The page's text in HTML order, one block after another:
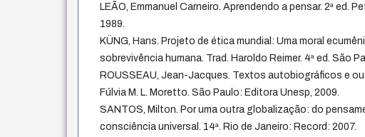
LEÃO, Emmanuel Carneiro. Aprendendo a pensar. 2ª ed.
1989.
KÜNG, Hans. Projeto de ética mundial: Uma moral
sobrevivência humana. Trad. Haroldo Reimer. 4ª ed. São
ROUSSEAU, Jean-Jacques. Textos autobiográficos e
Fúlvia M. L. Moretto. São Paulo: Editora Unesp, 2009.
SANTOS, Milton. Por uma outra globalização: do
consciência universal. 14ª. Rio de Janeiro: Record: 2007.